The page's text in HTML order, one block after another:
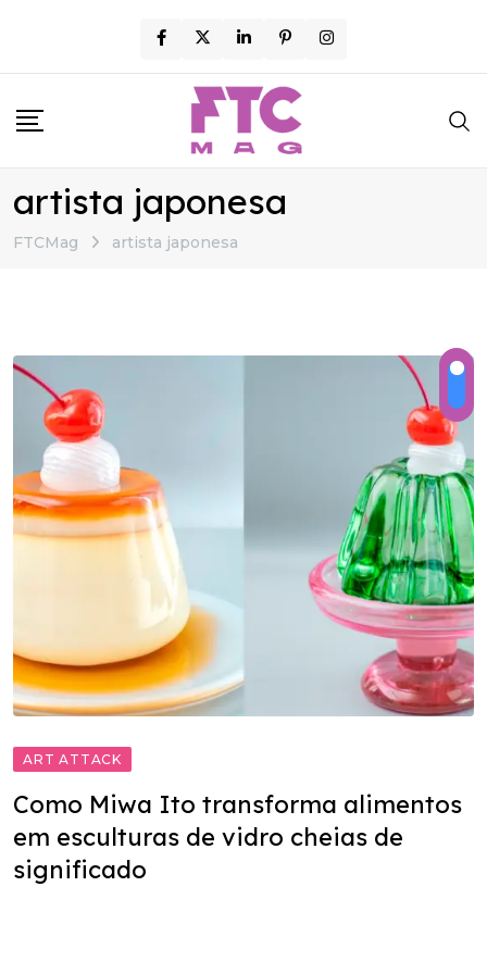
content
artista japonesa
FTCMag artista japonesa
ART ATTACK
Como Miwa Ito transforma alimentos
em esculturas de vidro cheias de
significado